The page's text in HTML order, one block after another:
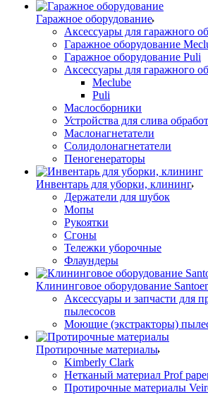
Гаражное оборудование
Аксессуары для гаражного
Гаражное оборудование
Гаражное оборудование Puli
Аксессуары для гаражного
Meclube
Puli
Маслосборники
Устройства для слива
Маслонагнетатели
Солидолонагнетатели
Пеногенераторы
Инвентарь для уборки, клининг
Держатели для шубок
Мопы
Рукоятки
Сгоны
Тележки уборочные
Флаундеры
Клининговое оборудование
Аксессуары и запчасти для
пылесосов
Моющие (экстракторы)
Протирочные материалы
Kimberly Clark
Нетканый материал Prof
Протирочные материалы